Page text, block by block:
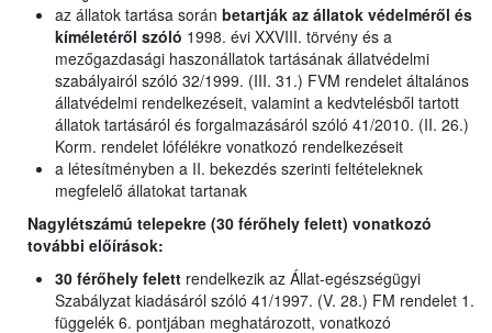
az állatok tartása során betartják az állatok védelméről és
kíméletéről szóló 1998. évi XXVIII. törvény és a
mezőgazdasági haszonállatok tartásának állatvédelmi
szabályairól szóló 32/1999. (III. 31.) FVM rendelet általános
állatvédelmi rendelkezéseit, valamint a kedvtelésből tartott
állatok tartásáról és forgalmazásáról szóló 41/2010. (II. 26.)
Korm. rendelet lófélékre vonatkozó rendelkezéseit
a létesítményben a II. bekezdés szerinti feltételeknek
megfelelő állatokat tartanak
Nagylétszámú telepekre (30 férőhely felett) vonatkozó
további előírások:
30 férőhely felett rendelkezik az Állat-egészségügyi
Szabályzat kiadásáról szóló 41/1997. (V. 28.) FM rendelet 1.
függelék 6. pontjában meghatározott, vonatkozó